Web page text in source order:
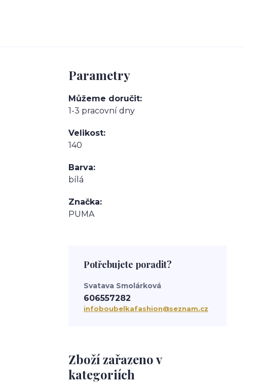
Parametry
Můžeme doručit
1-3 pracovní dny
Velikost
140
Barva
bílá
Značka
PUMA
Zboží zařazeno v
kategoriích
Potřebujete poradit?
Svatava Smolárková
606557282
infoboubelkafashion@seznam.cz